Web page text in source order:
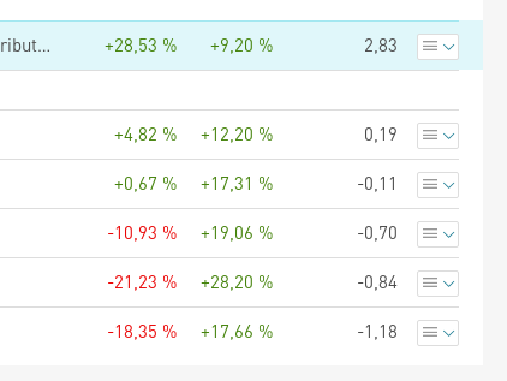
Vanguard FTSE All-World High Dividend Yield UCITS ETF - (USD) Distributing +28,53 % +9,20 % 2,83
+4,82 % +12,20 % 0,19
+0,67 % +17,31 % -0,11
-10,93 % +19,06 % -0,70
-21,23 % +28,20 % -0,84
-18,35 % +17,66 % -1,18